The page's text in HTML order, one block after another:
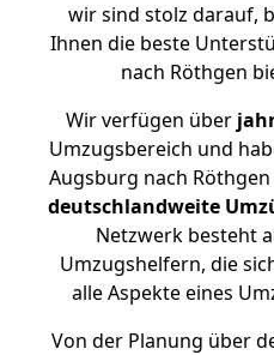
wir sind stolz darauf,
Ihnen die beste
nach Röthgen
Wir verfügen über
Umzugsbereich und
Augsburg nach
deutschlandweite
Netzwerk besteht
Umzugshelfern, die
alle Aspekte eines
Von der Planung über